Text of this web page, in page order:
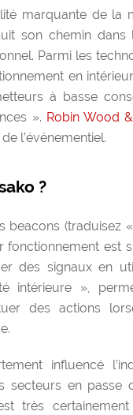
marquante de la
son chemin dans
Parmi les
en
à basse
». Robin Wood
l’événementiel.
?
beacons (traduisez
fonctionnement est
des signaux en
intérieure »,
des actions
influencé
secteurs en passe
très certainement